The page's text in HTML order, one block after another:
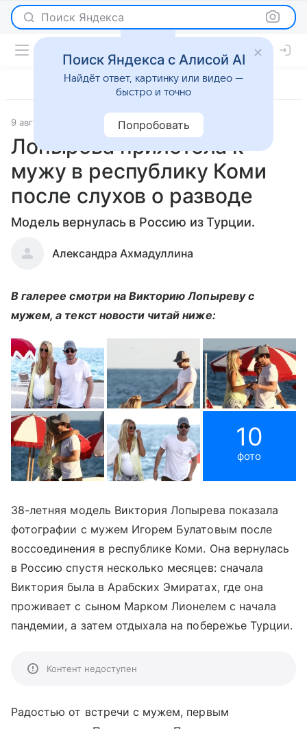
Поиск Яндекса
9 августа 2021 Светская жизнь
Лопырева прилетела к
мужу в республику Коми
после слухов о разводе
Модель вернулась в Россию из Турции.
Александра Ахмадуллина
В галерее смотри на Викторию Лопыреву с
мужем, а текст новости читай ниже:
10
фото
38-летняя модель Виктория Лопырева показала
фотографии с мужем Игорем Булатовым после
воссоединения в республике Коми. Она вернулась
в Россию спустя несколько месяцев: сначала
Виктория была в Арабских Эмиратах, где она
проживает с сыном Марком Лионелем с начала
пандемии, а затем отдыхала на побережье Турции.
Контент недоступен
Радостью от встречи с мужем, первым
Поиск Яндекса с Алисой AI
Найдёт ответ, картинку или видео —
быстро и точно
Попробовать